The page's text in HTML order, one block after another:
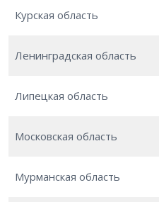
Курская область
Ленинградская область
Липецкая область
Московская область
Мурманская область